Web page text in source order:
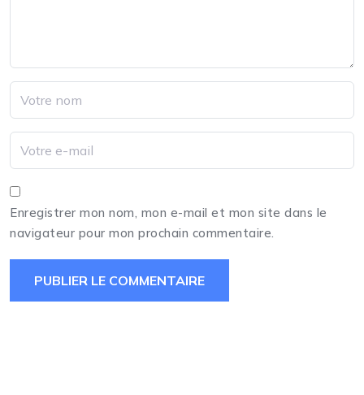
Enregistrer mon nom, mon e-mail et mon site dans le
navigateur pour mon prochain commentaire.